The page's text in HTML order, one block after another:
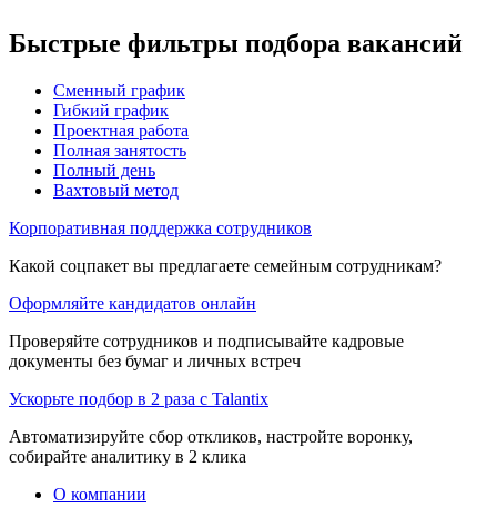
Быстрые фильтры подбора вакансий
Сменный график
Гибкий график
Проектная работа
Полная занятость
Полный день
Вахтовый метод
Корпоративная поддержка сотрудников
Какой соцпакет вы предлагаете семейным сотрудникам?
Оформляйте кандидатов онлайн
Проверяйте сотрудников и подписывайте кадровые
документы без бумаг и личных встреч
Ускорьте подбор в 2 раза с Talantix
Автоматизируйте сбор откликов, настройте воронку,
собирайте аналитику в 2 клика
О компании